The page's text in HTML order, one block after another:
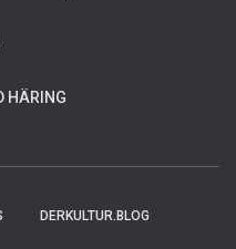
HÄRING
DERKULTUR.BLOG